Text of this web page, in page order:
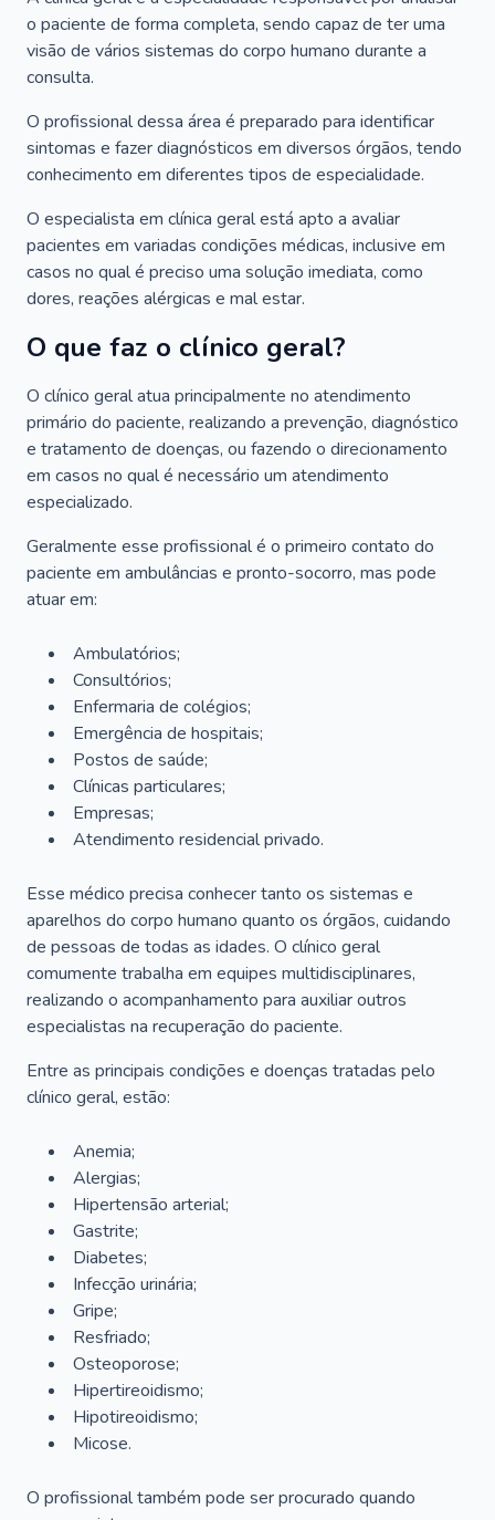
o paciente de forma completa, sendo capaz de ter uma
visão de vários sistemas do corpo humano durante a
consulta.
O profissional dessa área é preparado para identificar
sintomas e fazer diagnósticos em diversos órgãos, tendo
conhecimento em diferentes tipos de especialidade.
O especialista em clínica geral está apto a avaliar
pacientes em variadas condições médicas, inclusive em
casos no qual é preciso uma solução imediata, como
dores, reações alérgicas e mal estar.
O que faz o clínico geral?
O clínico geral atua principalmente no atendimento
primário do paciente, realizando a prevenção, diagnóstico
e tratamento de doenças, ou fazendo o direcionamento
em casos no qual é necessário um atendimento
especializado.
Geralmente esse profissional é o primeiro contato do
paciente em ambulâncias e pronto-socorro, mas pode
atuar em:
Ambulatórios;
Consultórios;
Enfermaria de colégios;
Emergência de hospitais;
Postos de saúde;
Clínicas particulares;
Empresas;
Atendimento residencial privado.
Esse médico precisa conhecer tanto os sistemas e
aparelhos do corpo humano quanto os órgãos, cuidando
de pessoas de todas as idades. O clínico geral
comumente trabalha em equipes multidisciplinares,
realizando o acompanhamento para auxiliar outros
especialistas na recuperação do paciente.
Entre as principais condições e doenças tratadas pelo
clínico geral, estão:
Anemia;
Alergias;
Hipertensão arterial;
Gastrite;
Diabetes;
Infecção urinária;
Gripe;
Resfriado;
Osteoporose;
Hipertireoidismo;
Hipotireoidismo;
Micose.
O profissional também pode ser procurado quando